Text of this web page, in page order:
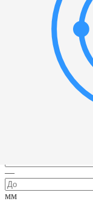
Выбрать все
Радиальный
Или выберите
—
мм